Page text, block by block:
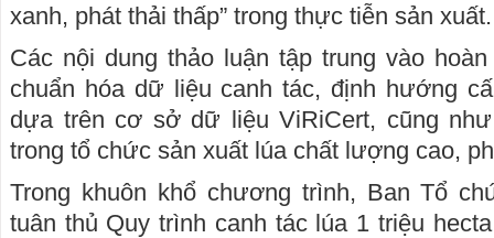
xanh, phát thải thấp” trong thực tiễn sản xuất.
Các nội dung thảo luận tập trung vào
chuẩn hóa dữ liệu canh tác, định hướng
dựa trên cơ sở dữ liệu ViRiCert, cũng
trong tổ chức sản xuất lúa chất lượng cao,
Trong khuôn khổ chương trình, Ban Tổ
tuân thủ Quy trình canh tác lúa 1 triệu